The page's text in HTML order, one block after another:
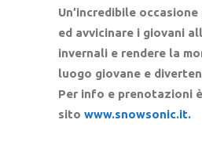
Un’incredibile
ed avvicinare i giovani
invernali e rendere la
luogo giovane e
Per info e prenotazioni
sito www.snowsonic.it.